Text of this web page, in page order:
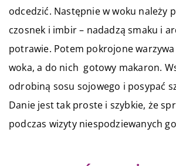
odcedzić. Następnie w woku należy
czosnek i imbir – nadadzą smaku i
potrawie. Potem pokrojone
woka, a do nich gotowy makaron.
odrobiną sosu sojowego i posypać
Danie jest tak proste i szybkie, że
podczas wizyty niespodziewanych